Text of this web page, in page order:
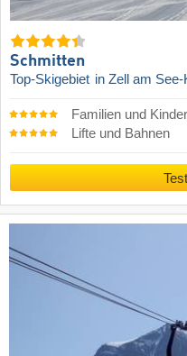
Schmitten
Top-Skigebiet in Zell am See-
Familien und Kinder
Lifte und Bahnen